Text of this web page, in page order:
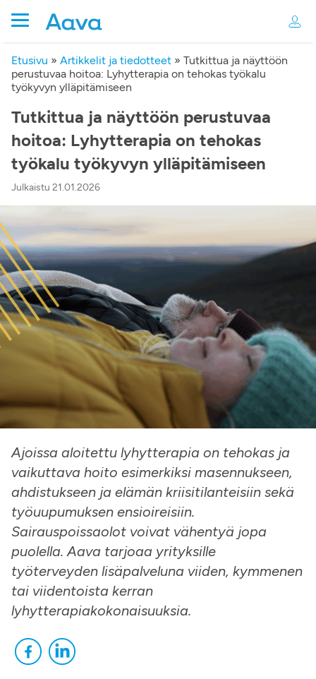
Etusivu » Artikkelit ja tiedotteet » Tutkittua ja näyttöön
perustuvaa hoitoa: Lyhytterapia on tehokas työkalu
työkyvyn ylläpitämiseen
Tutkittua ja näyttöön perustuvaa
hoitoa: Lyhytterapia on tehokas
työkalu työkyvyn ylläpitämiseen
Julkaistu 21.01.2026
Ajoissa aloitettu lyhytterapia on tehokas ja
vaikuttava hoito esimerkiksi masennukseen,
ahdistukseen ja elämän kriisitilanteisiin sekä
työuupumuksen ensioireisiin.
Sairauspoissaolot voivat vähentyä jopa
puolella. Aava tarjoaa yrityksille
työterveyden lisäpalveluna viiden, kymmenen
tai viidentoista kerran
lyhytterapiakokonaisuuksia.